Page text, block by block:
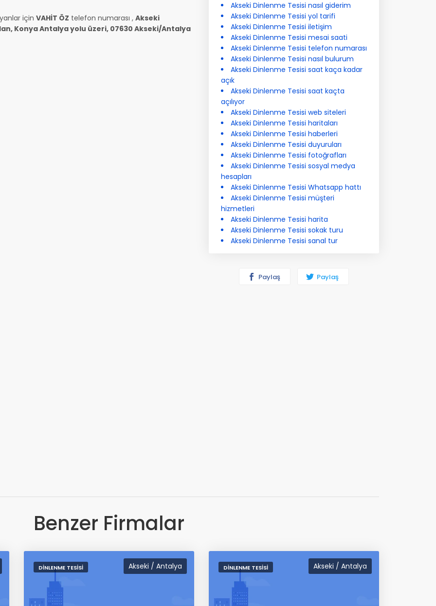
için VAHİT ÖZ telefon numarası , Akseki
Konya Antalya yolu üzeri, 07630 Akseki/Antalya
Akseki Dinlenme Tesisi nasıl giderim
Akseki Dinlenme Tesisi yol tarifi
Akseki Dinlenme Tesisi iletişim
Akseki Dinlenme Tesisi mesai saati
Akseki Dinlenme Tesisi telefon numarası
Akseki Dinlenme Tesisi nasıl bulurum
Akseki Dinlenme Tesisi saat kaça kadar
açık
Akseki Dinlenme Tesisi saat kaçta
açılıyor
Akseki Dinlenme Tesisi web siteleri
Akseki Dinlenme Tesisi haritaları
Akseki Dinlenme Tesisi haberleri
Akseki Dinlenme Tesisi duyuruları
Akseki Dinlenme Tesisi fotoğrafları
Akseki Dinlenme Tesisi sosyal medya
hesapları
Akseki Dinlenme Tesisi Whatsapp hattı
Akseki Dinlenme Tesisi müşteri
hizmetleri
Akseki Dinlenme Tesisi harita
Akseki Dinlenme Tesisi sokak turu
Akseki Dinlenme Tesisi sanal tur
Paylaş Paylaş
Benzer Firmalar
Akseki / Antalya
DINLENME TESISI Akseki / Antalya
DINLENME TESISI